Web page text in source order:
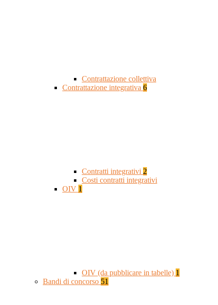
Contrattazione collettiva
Contrattazione integrativa 6
Contratti integrativi 2
Costi contratti integrativi
OIV 1
OIV (da pubblicare in tabelle) 1
Bandi di concorso 51